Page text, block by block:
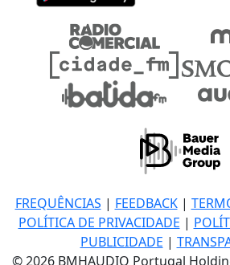
FREQUÊNCIAS | FEEDBACK|
POLÍTICA DE PRIVACIDADE |
PUBLICIDADE |
© 2026 BMHAUDIO Portugal